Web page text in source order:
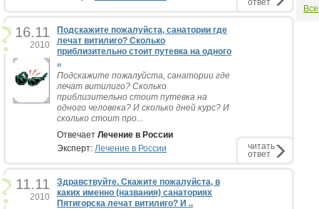
ответ
16.11
2010
Подскажите пожалуйста, санатории где
лечат витилиго? Сколько
приблизительно стоит путевка на одного
..
Подскажите пожалуйста, санатории где
лечат витилиго? Сколько
приблизительно стоит путевка на
одного человека? И сколько дней курс? И
сколько стоит про...
Отвечает Лечение в России
Эксперт: Лечение в России читать
ответ
11.11
2010
Здравствуйте. Скажите пожалуйста, в
каких именно (названия) санаториях
Пятигорска лечат витилиго? И ..